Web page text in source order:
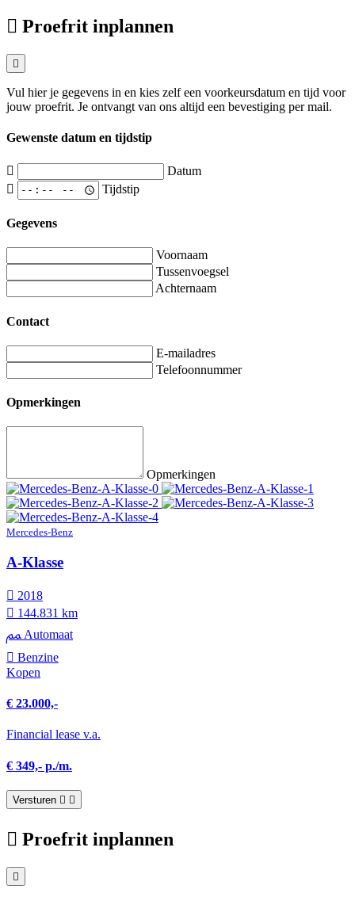
Proefrit inplannen
Vul hier je gegevens in en kies zelf een voorkeursdatum en tijd voor
jouw proefrit. Je ontvangt van ons altijd een bevestiging per mail.
Gewenste datum en tijdstip
Datum
Tijdstip
Gegevens
Voornaam
Tussenvoegsel
Achternaam
Contact
E-mailadres
Telefoonnummer
Opmerkingen
Opmerkingen
Mercedes-Benz
A-Klasse
2018
144.831 km
Automaat
Benzine
Kopen
€ 23.000,-
Financial lease v.a.
€ 349,- p./m.
Versturen
Proefrit inplannen